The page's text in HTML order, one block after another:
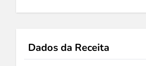
Dados da Receita